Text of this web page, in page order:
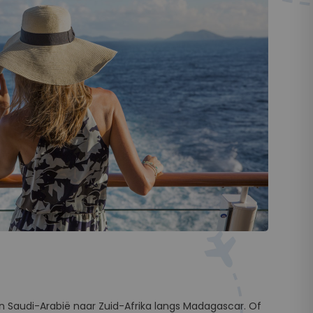
Arabië naar Zuid-Afrika langs Madagascar. Of